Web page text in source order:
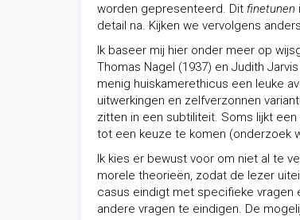
worden gepresenteerd. Dit finetunen
detail na. Kijken we vervolgens
Ik baseer mij hier onder meer op
Thomas Nagel (1937) en Judith
menig huiskamerethicus een leuke
uitwerkingen en zelfverzonnen
zitten in een subtiliteit. Soms lijkt
tot een keuze te komen (onderzoek
Ik kies er bewust voor om niet al te
morele theorieën, zodat de lezer
casus eindigt met specifieke vragen
andere vragen te eindigen. De